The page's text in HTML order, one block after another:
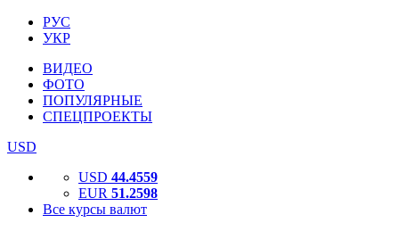
РУС
УКР
ВИДЕО
ФОТО
ПОПУЛЯРНЫЕ
СПЕЦПРОЕКТЫ
USD
USD 44.4559
EUR 51.2598
Все курсы валют